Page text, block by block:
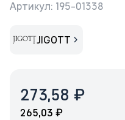
Артикул: 195-01338
JIGOTT
273,58 ₽
265,03 ₽